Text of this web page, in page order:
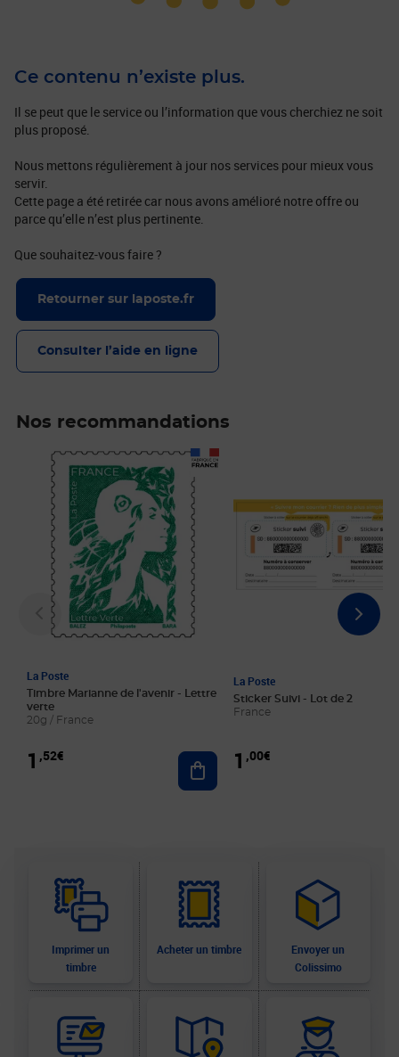
Ce contenu n’existe plus.
Il se peut que le service ou l’information que vous cherchiez ne soit
plus proposé.
Nous mettons régulièrement à jour nos services pour mieux vous
servir.
Cette page a été retirée car nous avons amélioré notre offre ou
parce qu’elle n’est plus pertinente.
Que souhaitez-vous faire ?
Retourner sur laposte.fr
Consulter l’aide en ligne
Nos recommandations
La Poste
Timbre Marianne de l'avenir - Lettre
verte
20g / France
1 ,52€
Prix 1,52€
Ajouter au panier
La Poste
Sticker Suivi - Lot de 2
France
1 ,00€
Imprimer un
timbre
Acheter un timbre
Envoyer un
Colissimo